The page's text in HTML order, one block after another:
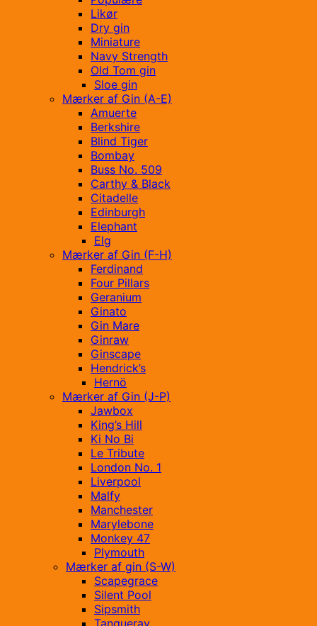
Likør
Dry gin
Miniature
Navy Strength
Old Tom gin
Sloe gin
Mærker af Gin (A-E)
Amuerte
Berkshire
Blind Tiger
Bombay
Buss No. 509
Carthy & Black
Citadelle
Edinburgh
Elephant
Elg
Mærker af Gin (F-H)
Ferdinand
Four Pillars
Geranium
Ginato
Gin Mare
Ginraw
Ginscape
Hendrick’s
Hernö
Mærker af Gin (J-P)
Jawbox
King’s Hill
Ki No Bi
Le Tribute
London No. 1
Liverpool
Malfy
Manchester
Marylebone
Monkey 47
Plymouth
Mærker af gin (S-W)
Scapegrace
Silent Pool
Sipsmith